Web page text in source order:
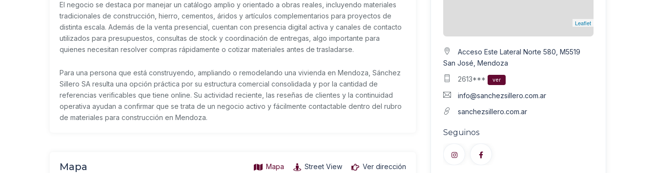
El negocio se destaca por manejar un catálogo amplio y orientado a obras reales, incluyendo materiales
tradicionales de construcción, hierro, cementos, áridos y artículos complementarios para proyectos de
distinta escala. Además de la venta presencial, cuentan con presencia digital activa y canales de contacto
utilizados para presupuestos, consultas de stock y coordinación de entregas, algo importante para
quienes necesitan resolver compras rápidamente o cotizar materiales antes de trasladarse.
Para una persona que está construyendo, ampliando o remodelando una vivienda en Mendoza, Sánchez
Sillero SA resulta una opción práctica por su estructura comercial consolidada y por la cantidad de
referencias verificables que tiene online. Su actividad reciente, las reseñas de clientes y la continuidad
operativa ayudan a confirmar que se trata de un negocio activo y fácilmente contactable dentro del rubro
de materiales para construcción en Mendoza.
Mapa Mapa Street View Ver dirección
Leaflet
Acceso Este Lateral Norte 580, M5519
San José, Mendoza
2613***
ver
info@sanchezsillero.com.ar
sanchezsillero.com.ar
Seguinos